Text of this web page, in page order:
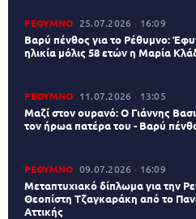
ΡΕΘΥΜΝΟ 25.07.2026 16:09
Βαρύ πένθος για το Ρέθυμνο:
ηλικία μόλις 58 ετών η Μαρία
ΡΕΘΥΜΝΟ 11.07.2026 13:05
Μαζί στον ουρανό: Ο Γιάννης
τον ήρωα πατέρα του - Βαρύ
ΡΕΘΥΜΝΟ 09.07.2026 16:09
Μεταπτυχιακό δίπλωμα για την
Θεοπίστη Τζαγκαράκη από το
Αττικής